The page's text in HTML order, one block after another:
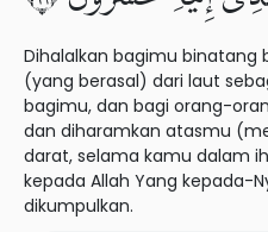
Dihalalkan bagimu binatang
(yang berasal) dari laut
bagimu, dan bagi orang-
dan diharamkan atasmu
darat, selama kamu dalam
kepada Allah Yang kepada-
dikumpulkan.